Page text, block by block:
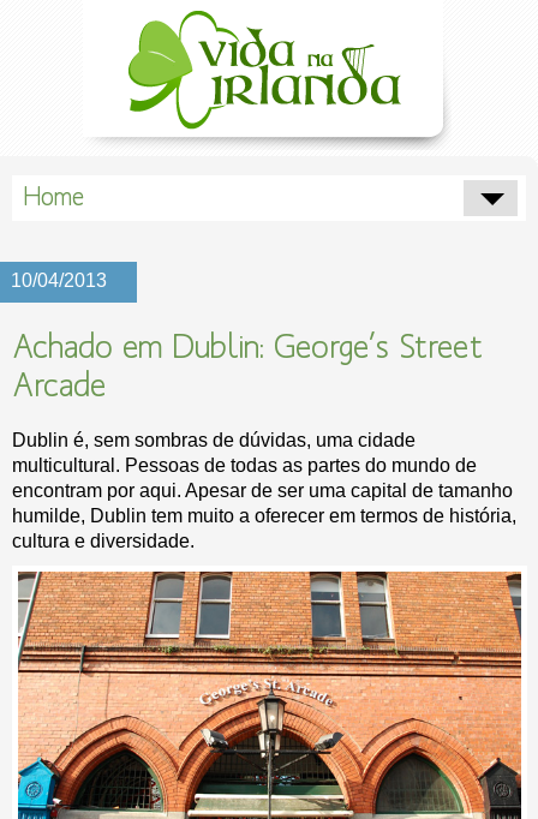
Home
10/04/2013
Achado em Dublin: George’s Street
Arcade
Dublin é, sem sombras de dúvidas, uma cidade
multicultural. Pessoas de todas as partes do mundo de
encontram por aqui. Apesar de ser uma capital de tamanho
humilde, Dublin tem muito a oferecer em termos de história,
cultura e diversidade.